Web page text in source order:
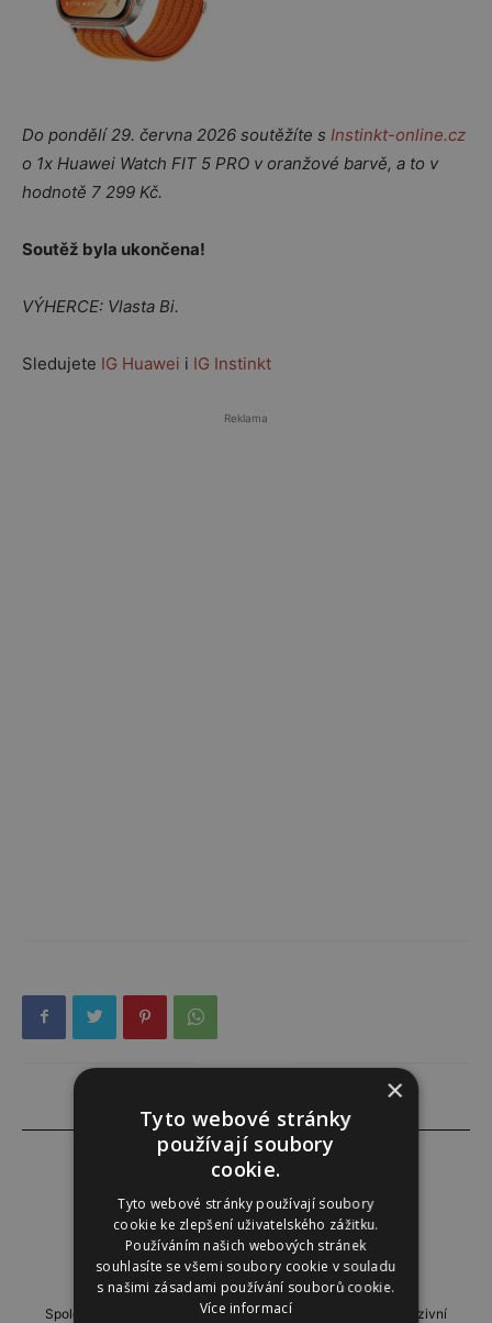
Do pondělí 29. června 2026 soutěžíte s Instinkt-online.cz
o 1x Huawei Watch FIT 5 PRO v oranžové barvě, a to v
hodnotě 7 299 Kč.
Soutěž byla ukončena!
VÝHERCE: Vlasta Bi.
Sledujete IG Huawei i IG Instinkt
Reklama
Instinkt
http://www.instinkt-online.cz
Společensko-reportážní týdeník, přinášející profilové a exkluzivní
×
Tyto webové stránky
používají soubory
cookie.
Tyto webové stránky používají soubory
cookie ke zlepšení uživatelského zážitku.
Používáním našich webových stránek
souhlasíte se všemi soubory cookie v souladu
s našimi zásadami používání souborů cookie.
Více informací